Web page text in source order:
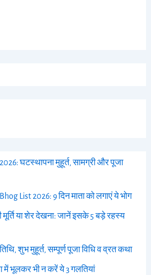
घटस्थापना मुहूर्त, सामग्री और पूजा
List 2026: 9 दिन माता को लगाएं ये भोग
मूर्ति या शेर देखना: जानें इसके 5 बड़े रहस्य
शुभ मुहूर्त, सम्पूर्ण पूजा विधि व व्रत कथा
में भूलकर भी न करें ये 3 गलतियां